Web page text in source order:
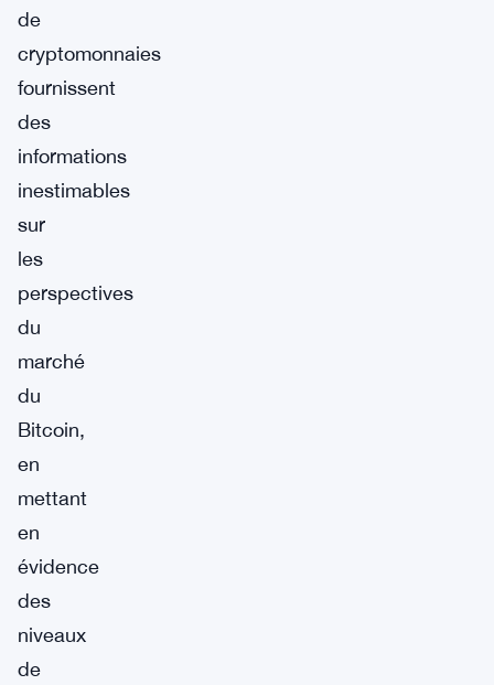
de
cryptomonnaies
fournissent
des
informations
inestimables
sur
les
perspectives
du
marché
du
Bitcoin,
en
mettant
en
évidence
des
niveaux
de